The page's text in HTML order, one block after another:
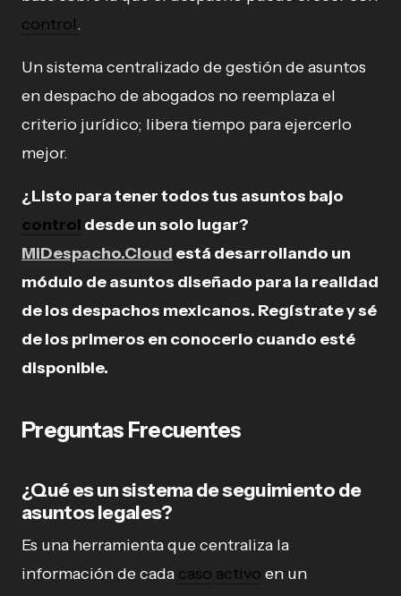
control.
Un sistema centralizado de gestión de asuntos
en despacho de abogados no reemplaza el
criterio jurídico; libera tiempo para ejercerlo
mejor.
¿Listo para tener todos tus asuntos bajo
control desde un solo lugar?
MiDespacho.Cloud está desarrollando un
módulo de asuntos diseñado para la realidad
de los despachos mexicanos. Regístrate y sé
de los primeros en conocerlo cuando esté
disponible.
Preguntas Frecuentes
¿Qué es un sistema de seguimiento de
asuntos legales?
Es una herramienta que centraliza la
información de cada caso activo en un